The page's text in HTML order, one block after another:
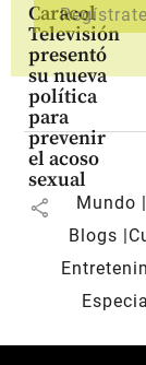
Caracol
Televisión
presentó
su nueva
política
para
prevenir
el acoso
sexual
share Mundo
Blogs